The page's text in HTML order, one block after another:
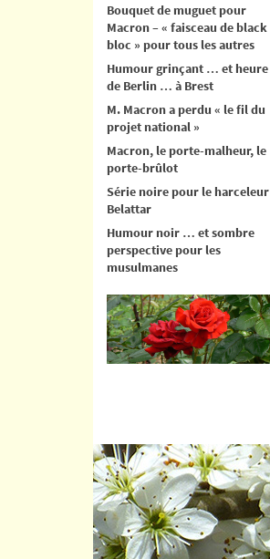
Bouquet de muguet pour
Macron – « faisceau de black
bloc » pour tous les autres
Humour grinçant … et heure
de Berlin … à Brest
M. Macron a perdu « le fil du
projet national »
Macron, le porte-malheur, le
porte-brûlot
Série noire pour le harceleur
Belattar
Humour noir … et sombre
perspective pour les
musulmanes